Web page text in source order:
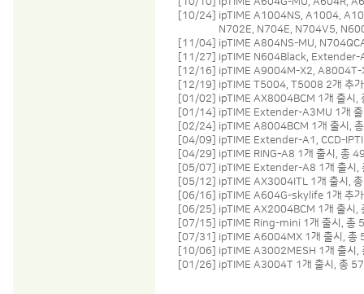
[10/24] ipTIME A1004NS, A1004,
N702E, N704E, N704V5,
[11/04] ipTIME A804NS-MU,
[11/27] ipTIME N604Black, Extender-
[12/16] ipTIME A9004M-X2, A8004T-
[12/19] ipTIME T5004, T5008 2개 추
[01/02] ipTIME AX8004BCM 1개 출시,
[01/14] ipTIME Extender-A3MU 1개 출
[02/24] ipTIME A8004BCM 1개 출시,
[04/09] ipTIME Extender-A1, CCD-
[04/29] ipTIME RING-A8 1개 출시, 총
[05/07] ipTIME Extender-A8 1개 출시,
[05/12] ipTIME AX3004ITL 1개 출시,
[06/16] ipTIME A604G-skylife 1개 추
[06/25] ipTIME AX2004BCM 1개 출시,
[07/15] ipTIME Ring-mini 1개 출시, 총
[07/31] ipTIME A6004MX 1개 출시, 총
[10/06] ipTIME A3002MESH 1개 출시,
[01/26] ipTIME A3004T 1개 출시, 총